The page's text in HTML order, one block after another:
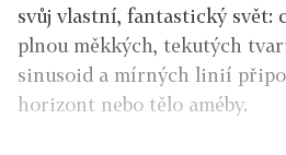
svůj vlastní, fantastický svět:
plnou měkkých, tekutých
sinusoid a mírných linií
horizont nebo tělo améby.